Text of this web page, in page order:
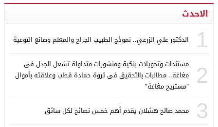
الاحدث
1 الدكتور علي الزرعي.. نموذج الطبيب الجراح والمعلم وصانع التوعية
2
مستندات وتحويلات بنكية ومنشورات متداولة تشعل الجدل فى
مغاغة.. مطالبات بالتحقيق فى ثروة حمادة قطب وعلاقته بأموال
“مستريح مغاغة”
3 محمد صالح هشلان يقدم أهم خمس نصائح لكل سائق